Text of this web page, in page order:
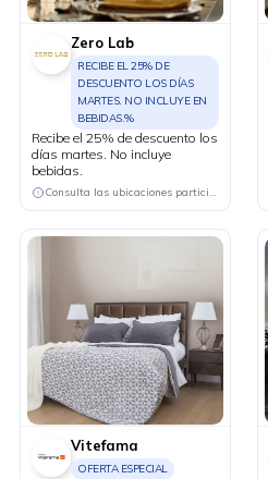
Zero Lab
RECIBE EL 25% DE
DESCUENTO LOS DÍAS
MARTES. NO INCLUYE EN
BEBIDAS.%
Recibe el 25% de descuento los
días martes. No incluye
bebidas.
Consulta las ubicaciones participantes
Vitefama
OFERTA ESPECIAL